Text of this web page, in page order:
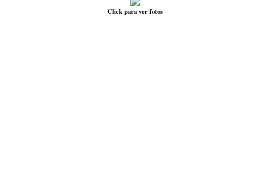
Click para ver fotos